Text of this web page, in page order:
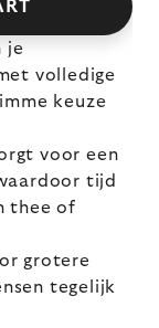
je
volledige
keuze
voor een
tijd
thee of
grotere
tegelijk